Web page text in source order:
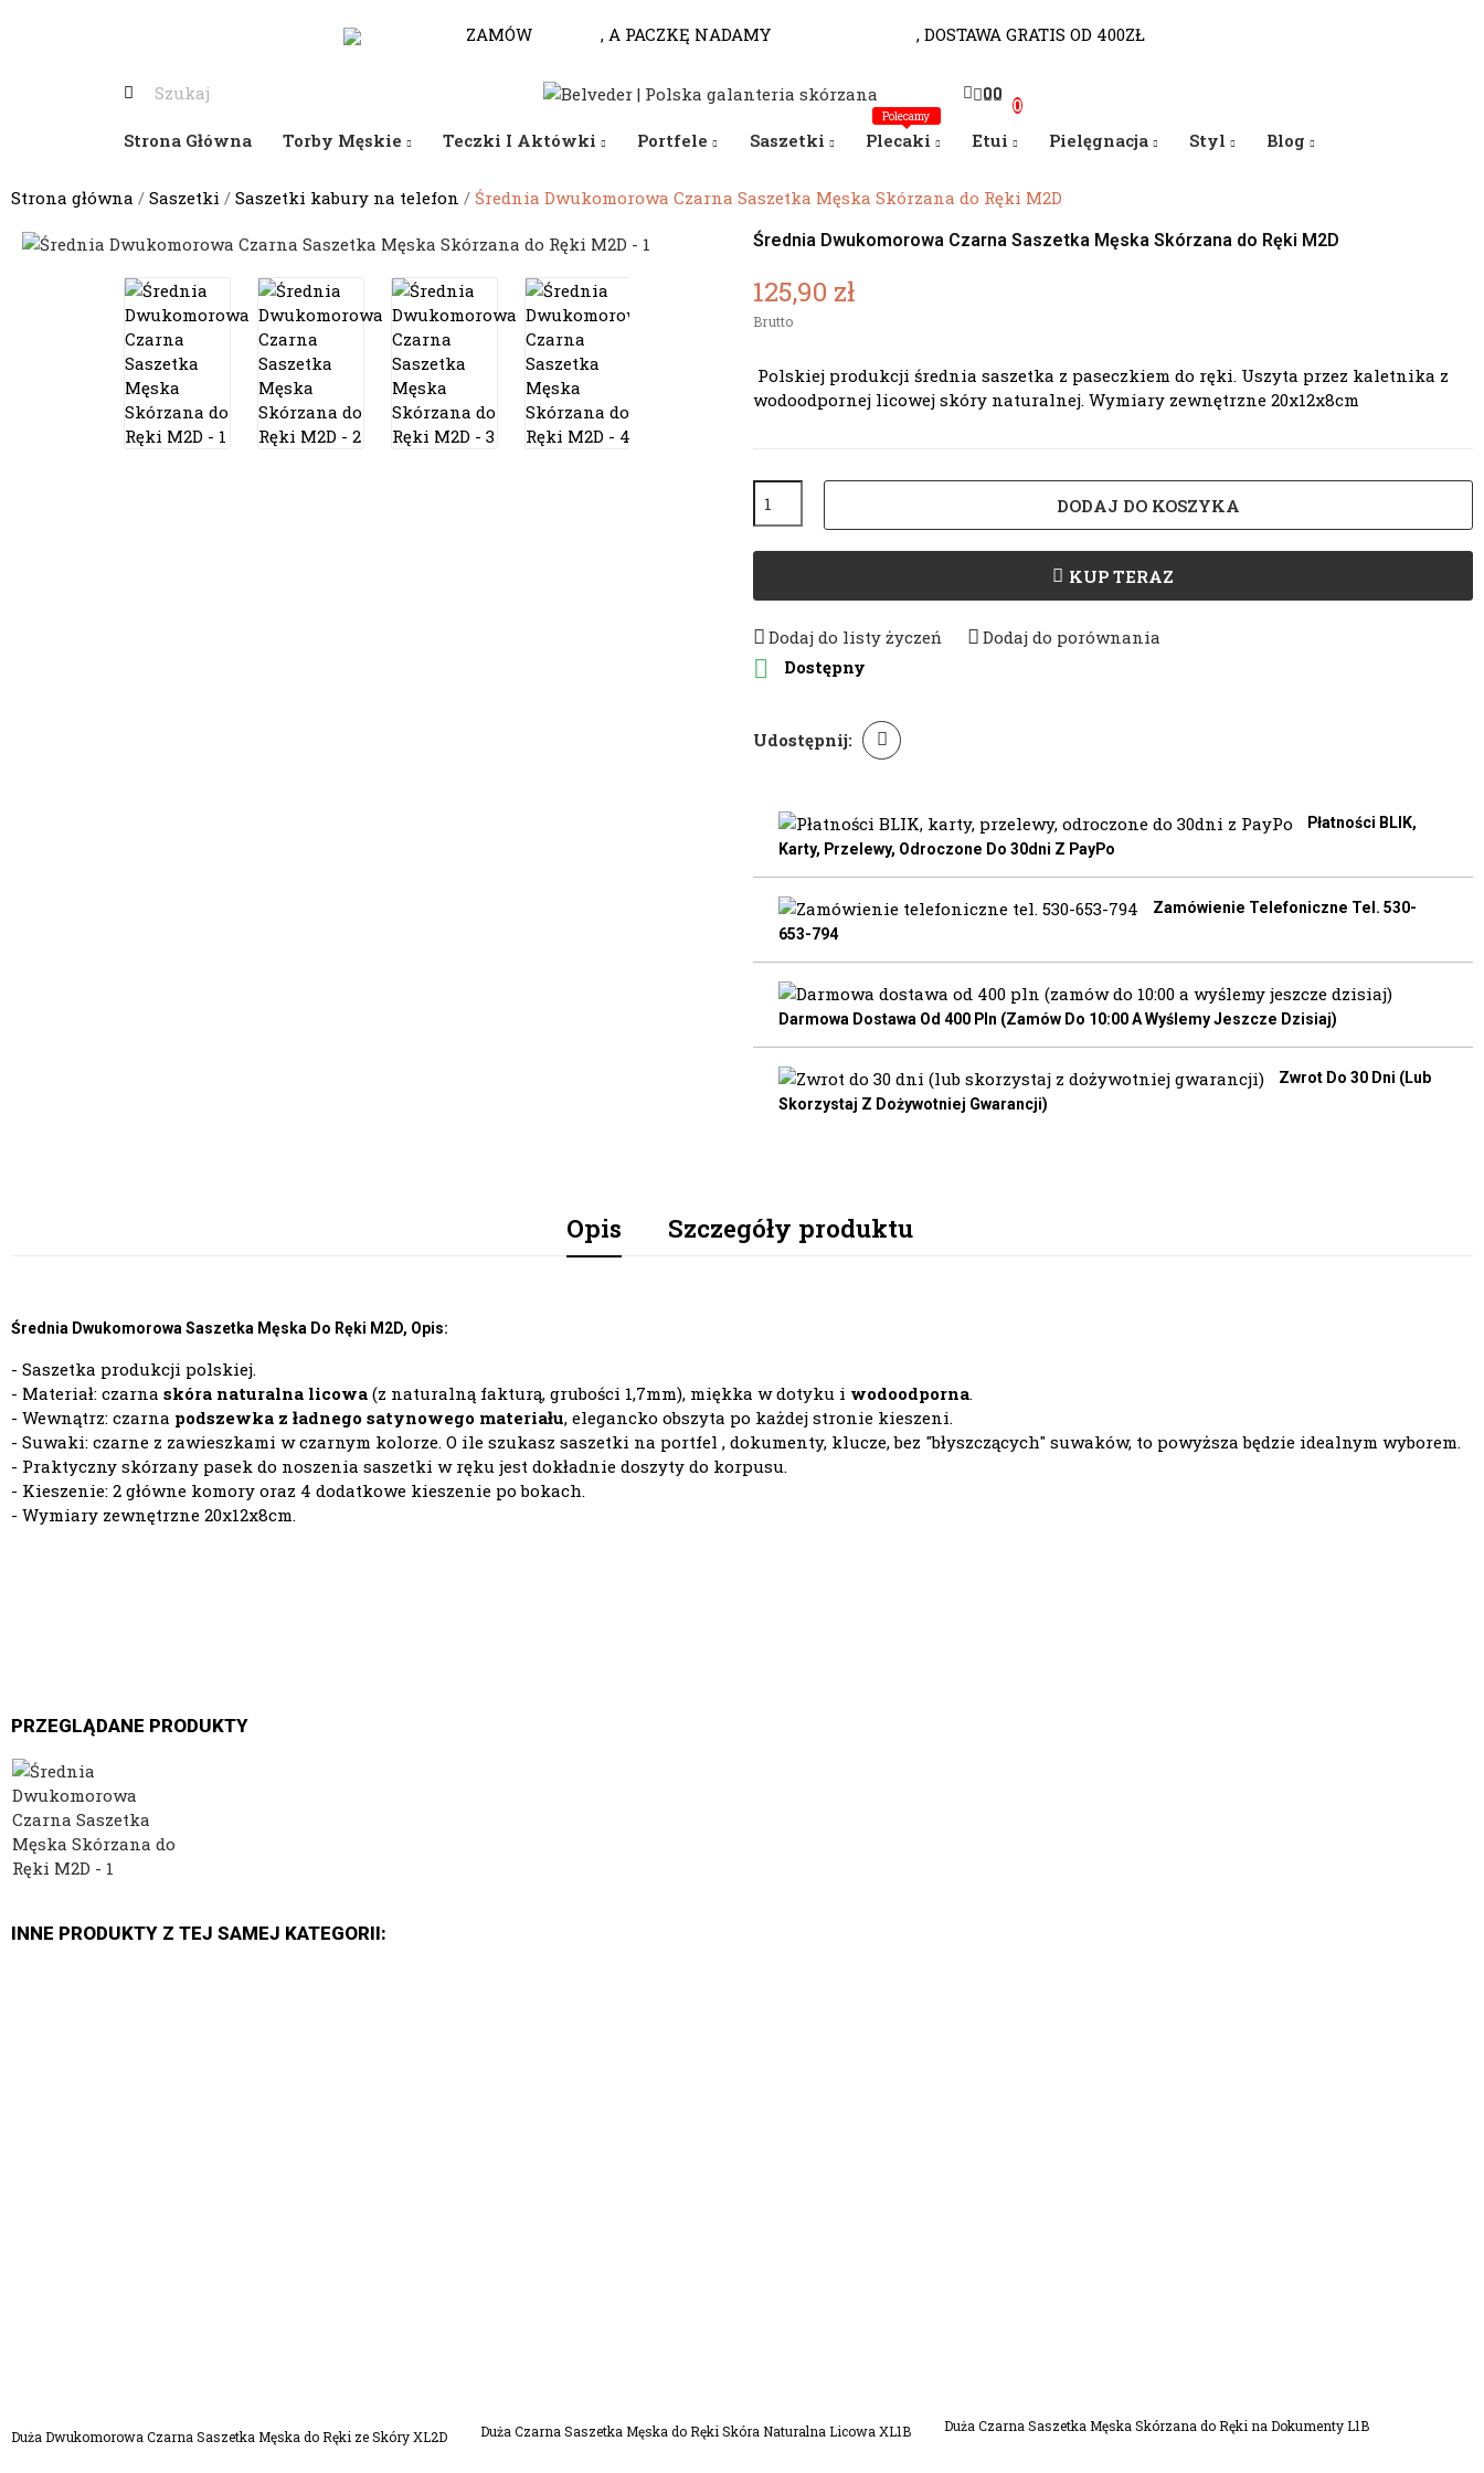
ZAMÓW , A PACZKĘ NADAMY , DOSTAWA GRATIS OD 400ZŁ
00
0
Strona Główna
Torby Męskie Teczki I Aktówki Portfele Saszetki Plecaki
Polecamy
Etui Pielęgnacja Styl Blog
Strona główna Saszetki Saszetki kabury na telefon Średnia Dwukomorowa Czarna Saszetka Męska Skórzana do Ręki M2D
Średnia Dwukomorowa Czarna Saszetka Męska Skórzana do Ręki M2D
125,90 zł
Brutto
Polskiej produkcji średnia saszetka z paseczkiem do ręki. Uszyta przez kaletnika z
wodoodpornej licowej skóry naturalnej. Wymiary zewnętrzne 20x12x8cm
DODAJ DO KOSZYKA
KUP TERAZ
Dodaj do listy życzeń Dodaj do porównania
 Dostępny
Udostępnij:
Płatności BLIK,
Karty, Przelewy, Odroczone Do 30dni Z PayPo
Zamówienie Telefoniczne Tel. 530-
653-794
Darmowa Dostawa Od 400 Pln (zamów Do 10:00 A Wyślemy Jeszcze Dzisiaj)
Zwrot Do 30 Dni (lub
Skorzystaj Z Dożywotniej Gwarancji)
Opis Szczegóły produktu
Średnia Dwukomorowa Saszetka Męska Do Ręki M2D, Opis:
- Saszetka produkcji polskiej.
- Materiał: czarna skóra naturalna licowa (z naturalną fakturą, grubości 1,7mm), miękka w dotyku i wodoodporna.
- Wewnątrz: czarna podszewka z ładnego satynowego materiału, elegancko obszyta po każdej stronie kieszeni.
- Suwaki: czarne z zawieszkami w czarnym kolorze. O ile szukasz saszetki na portfel , dokumenty, klucze, bez "błyszczących" suwaków, to powyższa będzie idealnym wyborem.
- Praktyczny skórzany pasek do noszenia saszetki w ręku jest dokładnie doszyty do korpusu.
- Kieszenie: 2 główne komory oraz 4 dodatkowe kieszenie po bokach.
- Wymiary zewnętrzne 20x12x8cm.
PRZEGLĄDANE PRODUKTY
INNE PRODUKTY Z TEJ SAMEJ KATEGORII:
Duża Dwukomorowa Czarna Saszetka Męska do Ręki ze Skóry XL2D Duża Czarna Saszetka Męska do Ręki Skóra Naturalna Licowa XL1B Duża Czarna Saszetka Męska Skórzana do Ręki na Dokumenty L1B